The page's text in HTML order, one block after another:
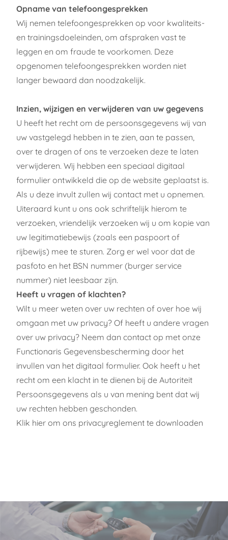
Opname van telefoongesprekken
Wij nemen telefoongesprekken op voor kwaliteits-
en trainingsdoeleinden, om afspraken vast te
leggen en om fraude te voorkomen. Deze
opgenomen telefoongesprekken worden niet
langer bewaard dan noodzakelijk.
Inzien, wijzigen en verwijderen van uw gegevens
U heeft het recht om de persoonsgegevens wij van
uw vastgelegd hebben in te zien, aan te passen,
over te dragen of ons te verzoeken deze te laten
verwijderen. Wij hebben een speciaal digitaal
formulier ontwikkeld die op de website geplaatst is.
Als u deze invult zullen wij contact met u opnemen.
Uiteraard kunt u ons ook schriftelijk hierom te
verzoeken, vriendelijk verzoeken wij u om kopie van
uw legitimatiebewijs (zoals een paspoort of
rijbewijs) mee te sturen. Zorg er wel voor dat de
pasfoto en het BSN nummer (burger service
nummer) niet leesbaar zijn.
Heeft u vragen of klachten?
Wilt u meer weten over uw rechten of over hoe wij
omgaan met uw privacy? Of heeft u andere vragen
over uw privacy? Neem dan contact op met onze
Functionaris Gegevensbescherming door het
invullen van het digitaal formulier. Ook heeft u het
recht om een klacht in te dienen bij de Autoriteit
Persoonsgegevens als u van mening bent dat wij
uw rechten hebben geschonden.
Klik hier om ons privacyreglement te downloaden